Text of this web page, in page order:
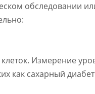
обследовании
Измерение
как сахарный